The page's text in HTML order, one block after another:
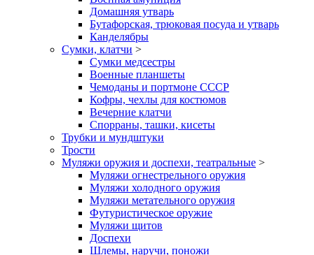
Домашняя утварь
Бутафорская, трюковая посуда и утварь
Канделябры
Сумки, клатчи >
Сумки медсестры
Военные планшеты
Чемоданы и портмоне СССР
Кофры, чехлы для костюмов
Вечерние клатчи
Спорраны, ташки, кисеты
Трубки и мундштуки
Трости
Муляжи оружия и доспехи, театральные >
Муляжи огнестрельного оружия
Муляжи холодного оружия
Муляжи метательного оружия
Футуристическое оружие
Муляжи щитов
Доспехи
Шлемы, наручи, поножи